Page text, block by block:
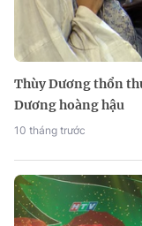
Thùy Dương thổn
Dương hoàng hậu
10 tháng trước